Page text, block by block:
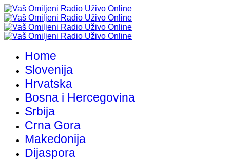
Home
Slovenija
Hrvatska
Bosna i Hercegovina
Srbija
Crna Gora
Makedonija
Dijaspora